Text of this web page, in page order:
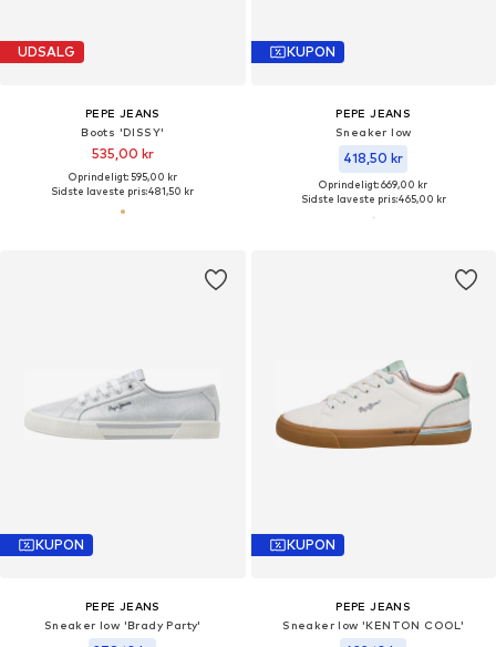
UDSALG
PEPE JEANS
Boots 'DISSY'
535,00 kr
Oprindeligt: 595,00 kr
Sidste laveste pris:481,50 kr
KUPON
PEPE JEANS
Sneaker low
418,50 kr
Oprindeligt: 669,00 kr
Sidste laveste pris:465,00 kr
KUPON
PEPE JEANS
Sneaker low 'Brady Party'
KUPON
PEPE JEANS
Sneaker low 'KENTON COOL'